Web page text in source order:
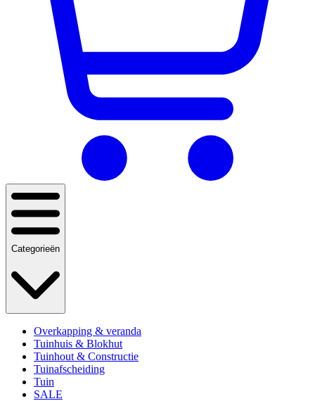
Categorieën
Overkapping & veranda
Tuinhuis & Blokhut
Tuinhout & Constructie
Tuinafscheiding
Tuin
SALE